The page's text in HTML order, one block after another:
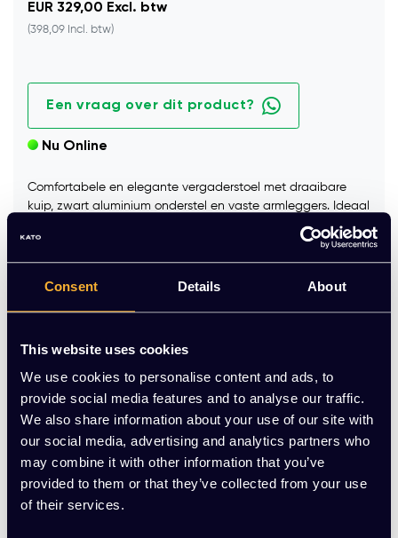
Consent Details About
This website uses cookies
We use cookies to personalise content and ads, to
provide social media features and to analyse our traffic.
We also share information about your use of our site with
our social media, advertising and analytics partners who
may combine it with other information that you’ve
provided to them or that they’ve collected from your use
of their services.
EUR 329,00 Excl. btw
(398,09 Incl. btw)
Een vraag over dit product?
Nu Online
Comfortabele en elegante vergaderstoel met draaibare
kuip, zwart aluminium onderstel en vaste armleggers. Ideaal
Aantal - +
Toevoegen aan winkelwagen
Vraag jouw persoonlijke aanbieding aan